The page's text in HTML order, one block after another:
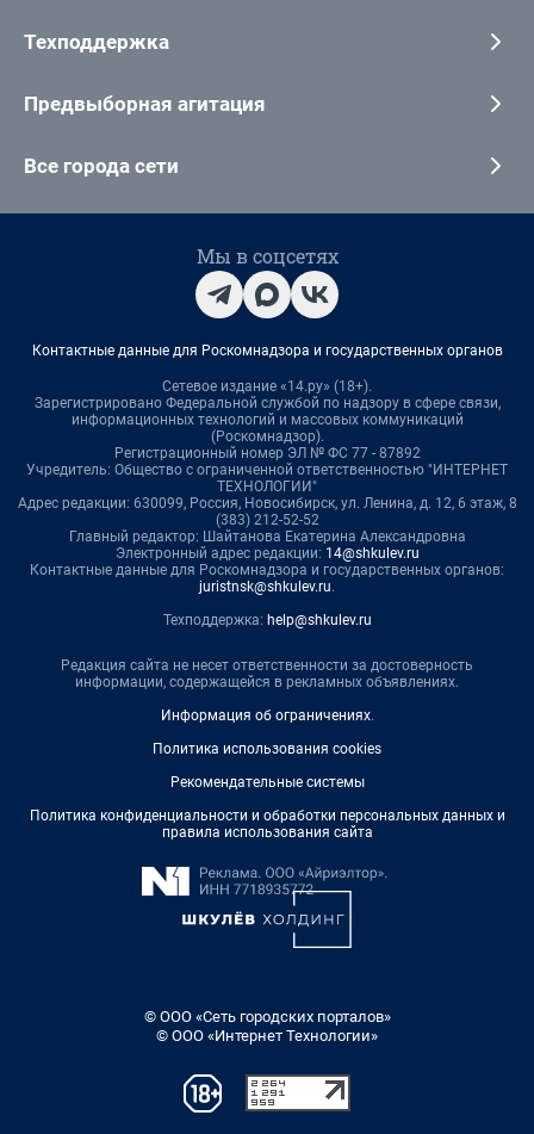
Техподдержка
Предвыборная агитация
Все города сети
Мы в соцсетях
Контактные данные для Роскомнадзора и государственных органов
Сетевое издание «14.ру» (18+).
Зарегистрировано Федеральной службой по надзору в сфере связи,
информационных технологий и массовых коммуникаций
(Роскомнадзор).
Регистрационный номер ЭЛ № ФС 77 - 87892
Учредитель: Общество с ограниченной ответственностью "ИНТЕРНЕТ
ТЕХНОЛОГИИ"
Адрес редакции: 630099, Россия, Новосибирск, ул. Ленина, д. 12, 6 этаж, 8
(383) 212-52-52
Главный редактор: Шайтанова Екатерина Александровна
Электронный адрес редакции: 14@shkulev.ru
Контактные данные для Роскомнадзора и государственных органов:
juristnsk@shkulev.ru.
Техподдержка: help@shkulev.ru
Редакция сайта не несет ответственности за достоверность
информации, содержащейся в рекламных объявлениях.
Информация об ограничениях.
Политика использования cookies
Рекомендательные системы
Политика конфиденциальности и обработки персональных данных и
правила использования сайта
© ООО «Сеть городских порталов»
© ООО «Интернет Технологии»